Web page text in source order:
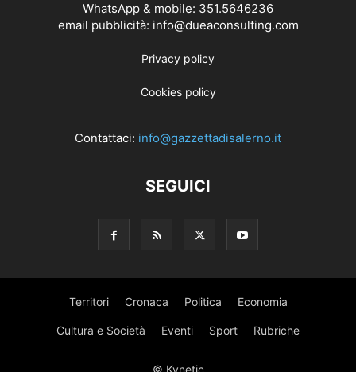
WhatsApp & mobile: 351.5646236
email pubblicità: info@dueaconsulting.com
Privacy policy
Cookies policy
Contattaci: info@gazzettadisalerno.it
SEGUICI
Territori Cronaca Politica Economia
Cultura e Società Eventi Sport Rubriche
© Kynetic